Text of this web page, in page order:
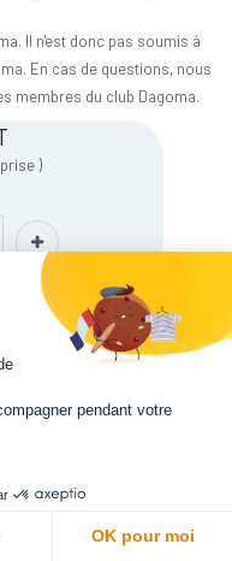
Il n'est donc pas soumis à
En cas de questions, nous
membres du club Dagoma.
)
pendant votre
OK pour moi